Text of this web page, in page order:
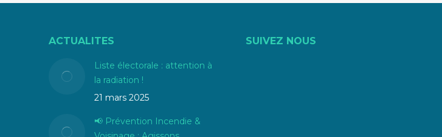
ACTUALITES
Liste électorale : attention à
la radiation !
21 mars 2025
📢 Prévention Incendie &
SUIVEZ NOUS